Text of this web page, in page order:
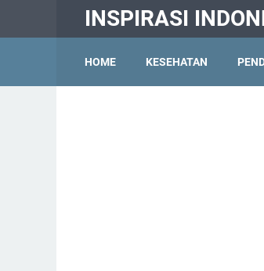
INSPIRASI
HOME KESEHATAN